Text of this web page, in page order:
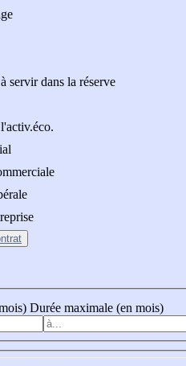
servir dans la réserve
Durée maximale (en mois)